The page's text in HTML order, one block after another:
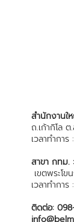
สำนักงานใ
ถ.เก้ากิโล
เวลาทำกา
สาขา กทม
เขตพระโ
เวลาทำกา
ติดต่อ: